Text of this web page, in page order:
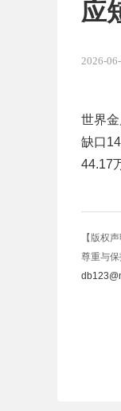
应
2026-
世界
缺口
44.17
【版权
尊重与